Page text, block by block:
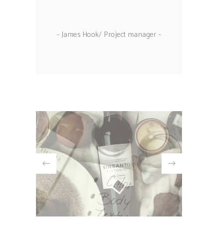
- James Hook/ Project manager -